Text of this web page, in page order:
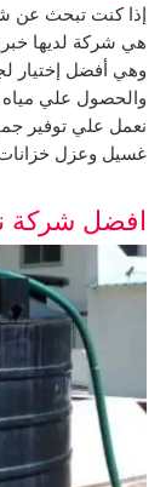
إذا كنت تبحث عن
هي شركة لديها
وهي أفضل إختيار
والحصول علي
نعمل علي توفير
غسيل وعزل خزانات
افضل شركة